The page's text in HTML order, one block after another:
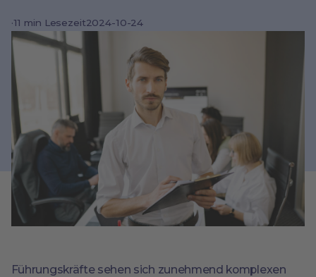
·11 min Lesezeit2024-10-24
Führungskräfte sehen sich zunehmend komplexen